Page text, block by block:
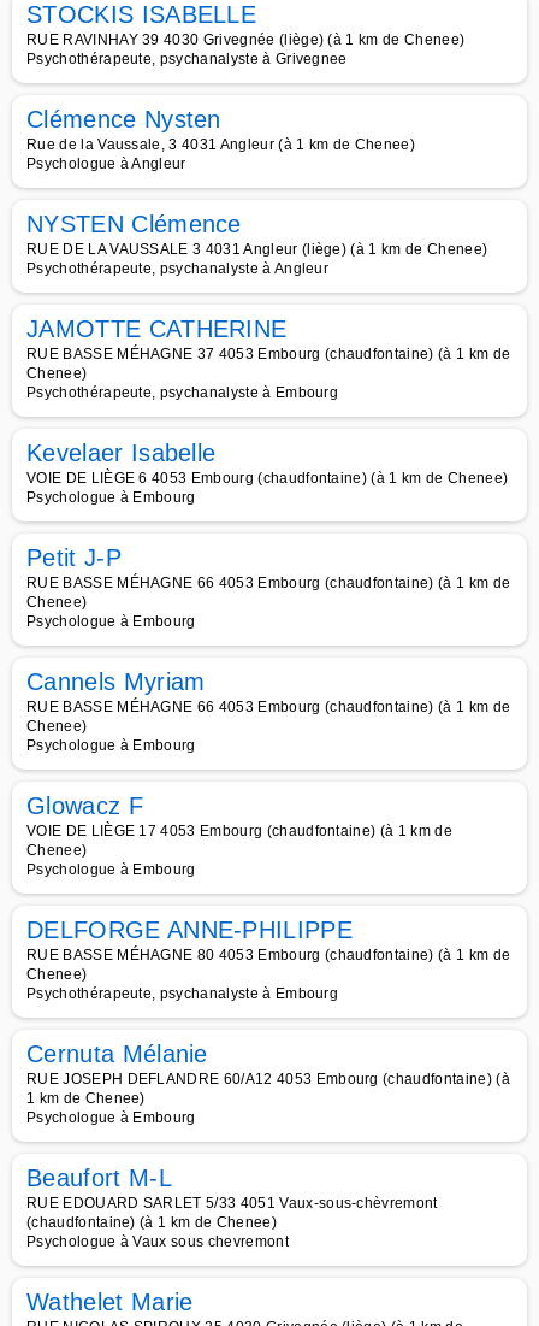
STOCKIS ISABELLE
RUE RAVINHAY 39 4030 Grivegnée (liège) (à 1 km de Chenee)
Psychothérapeute, psychanalyste à Grivegnee
Clémence Nysten
Rue de la Vaussale, 3 4031 Angleur (à 1 km de Chenee)
Psychologue à Angleur
NYSTEN Clémence
RUE DE LA VAUSSALE 3 4031 Angleur (liège) (à 1 km de Chenee)
Psychothérapeute, psychanalyste à Angleur
JAMOTTE CATHERINE
RUE BASSE MÉHAGNE 37 4053 Embourg (chaudfontaine) (à 1 km de
Chenee)
Psychothérapeute, psychanalyste à Embourg
Kevelaer Isabelle
VOIE DE LIÈGE 6 4053 Embourg (chaudfontaine) (à 1 km de Chenee)
Psychologue à Embourg
Petit J-P
RUE BASSE MÉHAGNE 66 4053 Embourg (chaudfontaine) (à 1 km de
Chenee)
Psychologue à Embourg
Cannels Myriam
RUE BASSE MÉHAGNE 66 4053 Embourg (chaudfontaine) (à 1 km de
Chenee)
Psychologue à Embourg
Glowacz F
VOIE DE LIÈGE 17 4053 Embourg (chaudfontaine) (à 1 km de
Chenee)
Psychologue à Embourg
DELFORGE ANNE-PHILIPPE
RUE BASSE MÉHAGNE 80 4053 Embourg (chaudfontaine) (à 1 km de
Chenee)
Psychothérapeute, psychanalyste à Embourg
Cernuta Mélanie
RUE JOSEPH DEFLANDRE 60/A12 4053 Embourg (chaudfontaine) (à
1 km de Chenee)
Psychologue à Embourg
Beaufort M-L
RUE EDOUARD SARLET 5/33 4051 Vaux-sous-chèvremont
(chaudfontaine) (à 1 km de Chenee)
Psychologue à Vaux sous chevremont
Wathelet Marie